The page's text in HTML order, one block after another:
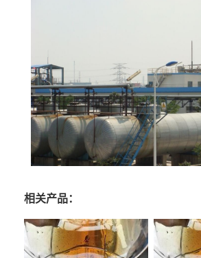
相关产品：